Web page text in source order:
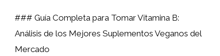
### Guía Completa para Tomar Vitamina B:
Análisis de los Mejores Suplementos Veganos del
Mercado